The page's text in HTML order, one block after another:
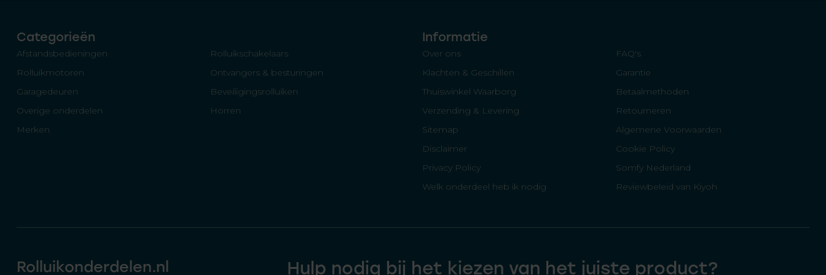
Categorieën
Afstandsbedieningen
Rolluikschakelaars
Rolluikmotoren
Ontvangers & besturingen
Garagedeuren
Beveiligingsrolluiken
Overige onderdelen
Horren
Merken
Informatie
Over ons
FAQ's
Klachten & Geschillen
Garantie
Thuiswinkel Waarborg
Betaalmethoden
Verzending & Levering
Retourneren
Sitemap
Algemene Voorwaarden
Disclaimer
Cookie Policy
Privacy Policy
Somfy Nederland
Welk onderdeel heb ik nodig
Reviewbeleid van Kiyoh
Rolluikonderdelen.nl Hulp nodig bij het kiezen van het juiste product?